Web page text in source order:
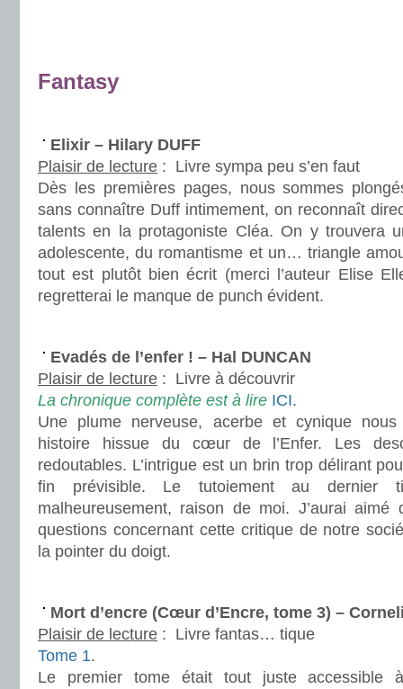
Fantasy
Elixir – Hilary DUFF
Plaisir de lecture : Livre sympa peu s’en faut
Dès les premières pages, nous sommes
sans connaître Duff intimement, on reconnaît
talents en la protagoniste Cléa. On y trouvera
adolescente, du romantisme et un… triangle
tout est plutôt bien écrit (merci l’auteur Elise
regretterai le manque de punch évident.
Evadés de l’enfer ! – Hal DUNCAN
Plaisir de lecture : Livre à découvrir
La chronique complète est à lire ICI.
Une plume nerveuse, acerbe et cynique
histoire hissue du cœur de l’Enfer. Les
redoutables. L’intrigue est un brin trop délirant
fin prévisible. Le tutoiement au
malheureusement, raison de moi. J’aurai aimé
questions concernant cette critique de notre
la pointer du doigt.
Mort d’encre (Cœur d’Encre, tome 3) –
Plaisir de lecture : Livre fantas… tique
Tome 1.
Le premier tome était tout juste accessible